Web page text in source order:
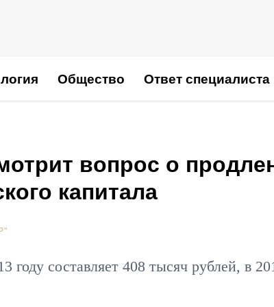
Общество Ответ специалиста
вопрос о
капитала
году составляет 408 тысяч рублей, в